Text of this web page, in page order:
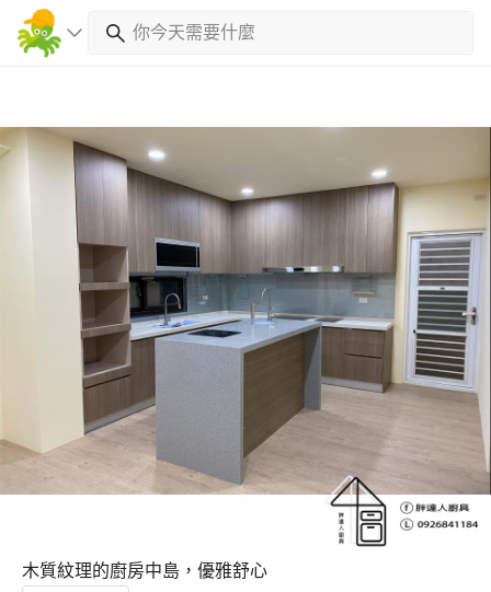
木質紋理的廚房中島，優雅舒心